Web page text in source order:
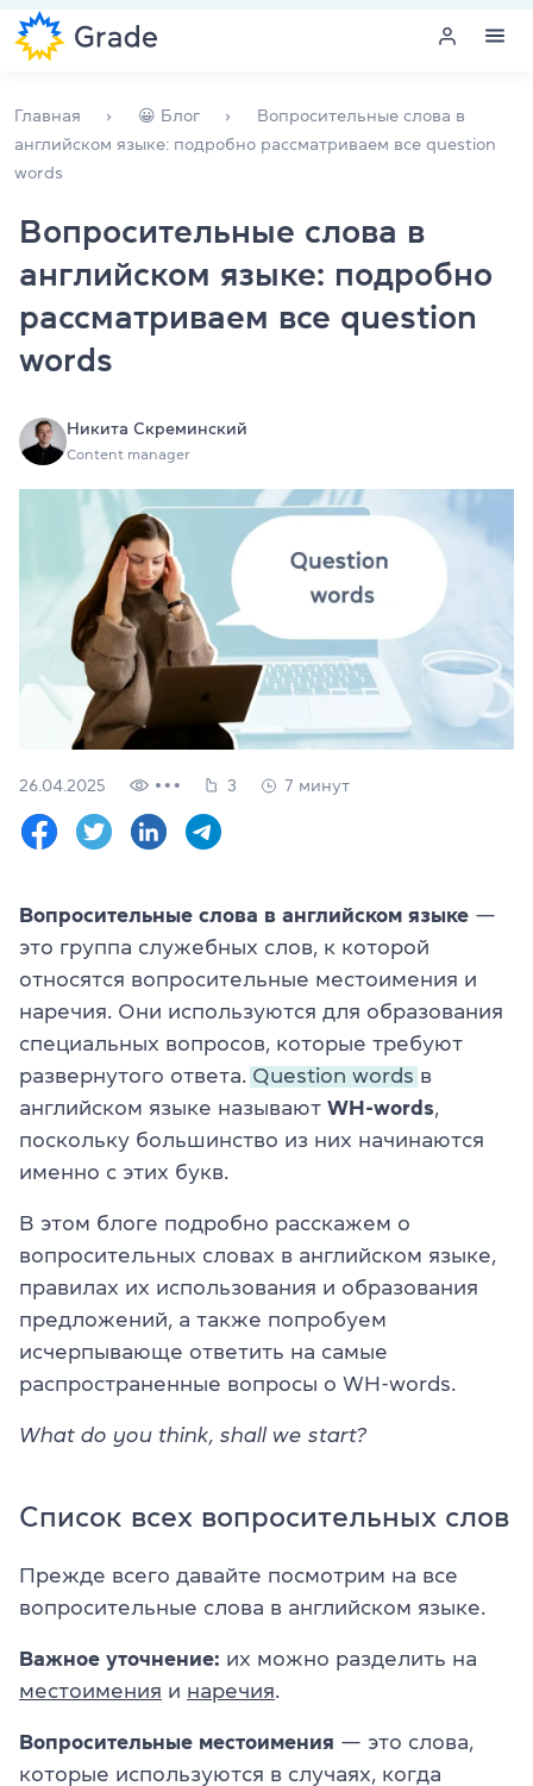
Курсы английского
Обучение для преподавателей
Подготовка к экзаменам
Больше о нас
Проверить свойуровень
Оставить заявку
Язык сайта UK
(050) 580 11 00
(063) 580 11 00
Посмотреть на Google Maps
Главная 😀 Блог
Вопросительные слова в
английском языке: подробно рассматриваем все question
words
Вопросительные слова в
английском языке: подробно
рассматриваем все question
words
Никита Скреминский
Content manager
26.04.2025 3 7 минут
Вопросительные слова в английском языке —
это группа служебных слов, к которой
относятся вопросительные местоимения и
наречия. Они используются для образования
специальных вопросов, которые требуют
развернутого ответа. Question words в
английском языке называют WH-words
поскольку большинство из них начинаются
именно с этих букв.
В этом блоге подробно расскажем о
вопросительных словах в английском языке,
правилах их использования и образования
предложений, а также попробуем
исчерпывающе ответить на самые
распространенные вопросы о WH-words.
What do you think, shall we start?
Список всех вопросительных слов
Прежде всего давайте посмотрим на все
вопросительные слова в английском языке.
Важное уточнение: их можно разделить на
местоимения и наречия
Вопросительные местоимения — это слова,
которые используются в случаях, когда